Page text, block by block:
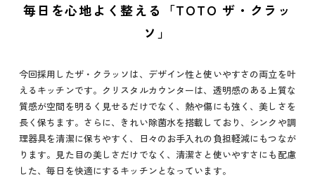
毎日を心地よく整える「TOTO ザ・クラッ
ソ」
今回採用したザ・クラッソは、デザイン性と使いやすさの両立を叶
えるキッチンです。クリスタルカウンターは、透明感のある上質な
質感が空間を明るく見せるだけでなく、熱や傷にも強く、美しさを
長く保ちます。さらに、きれい除菌水を搭載しており、シンクや調
理器具を清潔に保ちやすく、日々のお手入れの負担軽減にもつなが
ります。見た目の美しさだけでなく、清潔さと使いやすさにも配慮
した、毎日を快適にするキッチンとなっています。